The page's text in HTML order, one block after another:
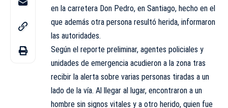
en la carretera Don Pedro, en Santiago, hecho en el
que además otra persona resultó herida, informaron
las autoridades.
Según el reporte preliminar, agentes policiales y
unidades de emergencia acudieron a la zona tras
recibir la alerta sobre varias personas tiradas a un
lado de la vía. Al llegar al lugar, encontraron a un
hombre sin signos vitales y a otro herido, quien fue